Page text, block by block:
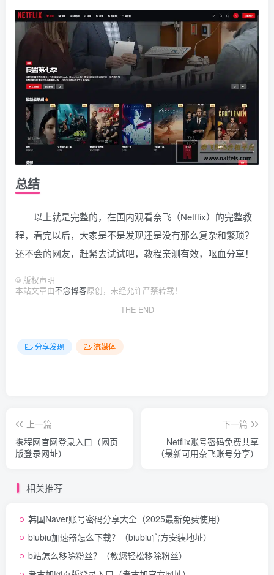
总结
以上就是完整的，在国内观看奈飞（Netflix）的完整教
程，看完以后，大家是不是发现还是没有那么复杂和繁琐？
还不会的网友，赶紧去试试吧，教程亲测有效，呕血分享！
© 版权声明
本站文章由不念博客原创，未经允许严禁转载！
THE END
分享发现 流媒体
上一篇
携程网官网登录入口（网页
版登录网址）
下一篇
Netflix账号密码免费共享
（最新可用奈飞账号分享）
相关推荐
韩国Naver账号密码分享大全（2025最新免费使用）
biubiu加速器怎么下载？（biubiu官方安装地址）
b站怎么移除粉丝？（教您轻松移除粉丝）